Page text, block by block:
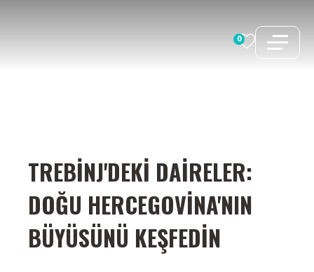
0
TREBINJ'DEKI DAIRELER:
DOĞU HERCEGOVINA'NIN
BÜYÜSÜNÜ KEŞFEDIN